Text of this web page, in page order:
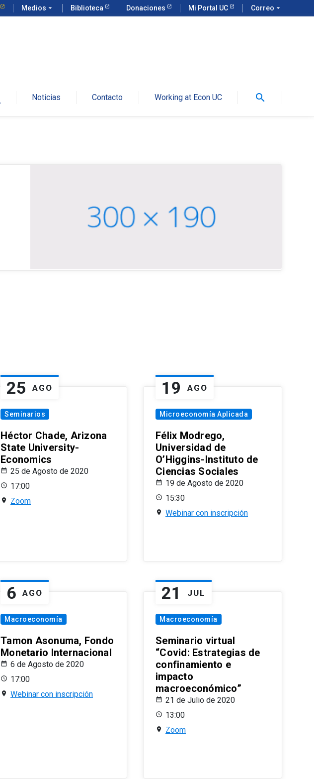
Medios arrow_drop_down Biblioteca Donaciones Mi Portal UC Correo arrow_drop_down
Noticias Contacto Working at Econ UC search
25 AGO
Seminarios
Héctor Chade, Arizona
State University-
Economics
25 de Agosto de 2020
17:00
Zoom
19 AGO
Microeconomía Aplicada
Félix Modrego,
Universidad de
O’Higgins-Instituto de
Ciencias Sociales
19 de Agosto de 2020
15:30
Webinar con inscripción
6 AGO
Macroeconomía
Tamon Asonuma, Fondo
Monetario Internacional
6 de Agosto de 2020
17:00
Webinar con inscripción
21 JUL
Macroeconomía
Seminario virtual
“Covid: Estrategias de
confinamiento e
impacto
macroeconómico”
21 de Julio de 2020
13:00
Zoom